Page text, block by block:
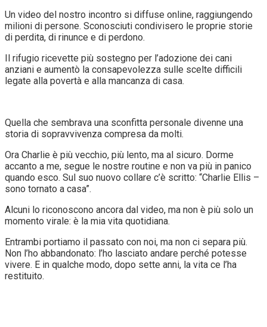
Un video del nostro incontro si diffuse online, raggiungendo
milioni di persone. Sconosciuti condivisero le proprie storie
di perdita, di rinunce e di perdono.
Il rifugio ricevette più sostegno per l’adozione dei cani
anziani e aumentò la consapevolezza sulle scelte difficili
legate alla povertà e alla mancanza di casa.
Quella che sembrava una sconfitta personale divenne una
storia di sopravvivenza compresa da molti.
Ora Charlie è più vecchio, più lento, ma al sicuro. Dorme
accanto a me, segue le nostre routine e non va più in panico
quando esco. Sul suo nuovo collare c’è scritto: “Charlie Ellis –
sono tornato a casa”.
Alcuni lo riconoscono ancora dal video, ma non è più solo un
momento virale: è la mia vita quotidiana.
Entrambi portiamo il passato con noi, ma non ci separa più.
Non l’ho abbandonato: l’ho lasciato andare perché potesse
vivere. E in qualche modo, dopo sette anni, la vita ce l’ha
restituito.